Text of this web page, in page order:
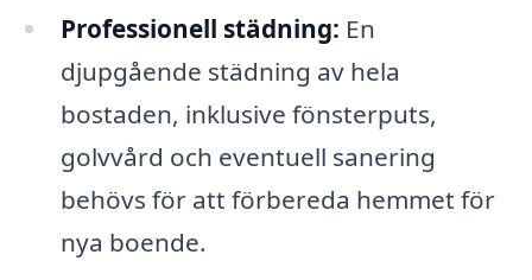
Professionell städning: En
djupgående städning av hela
bostaden, inklusive fönsterputs,
golvvård och eventuell sanering
behövs för att förbereda hemmet för
nya boende.